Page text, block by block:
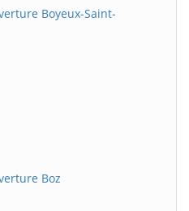
Boyeux-Saint-
Boz